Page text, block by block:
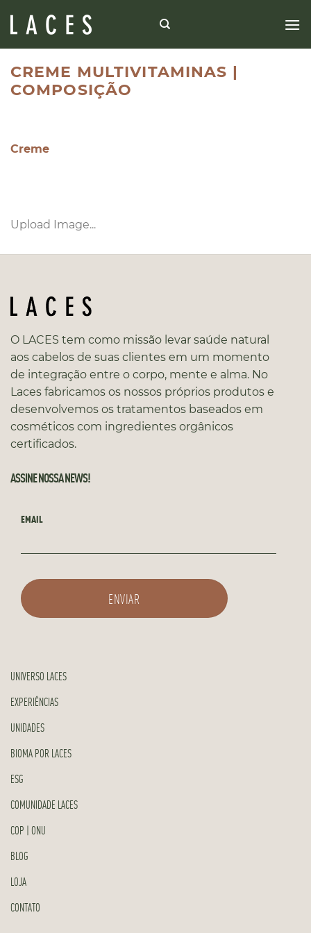
CREME MULTIVITAMINAS |
COMPOSIÇÃO
Creme
Upload Image...
O LACES tem como missão levar saúde natural
aos cabelos de suas clientes em um momento
de integração entre o corpo, mente e alma. No
Laces fabricamos os nossos próprios produtos e
desenvolvemos os tratamentos baseados em
cosméticos com ingredientes orgânicos
certificados.
ASSINE NOSSA NEWS!
EMAIL
UNIVERSO LACES
EXPERIÊNCIAS
UNIDADES
BIOMA POR LACES
ESG
COMUNIDADE LACES
COP | ONU
BLOG
LOJA
CONTATO